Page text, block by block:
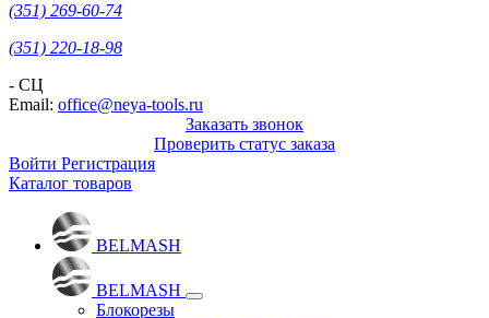
(351) 269-60-74
(351) 220-18-98
- СЦ
Email: office@neya-tools.ru
Заказать звонок
Проверить статус заказа
Войти Регистрация
Каталог товаров
BELMASH
BELMASH
Блокорезы